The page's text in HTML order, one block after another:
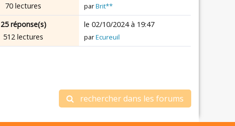
70 lectures
parBrit**
25 réponse(s)
512 lectures
le 02/10/2024 à 19:47
parEcureuil
rechercher dans les forums